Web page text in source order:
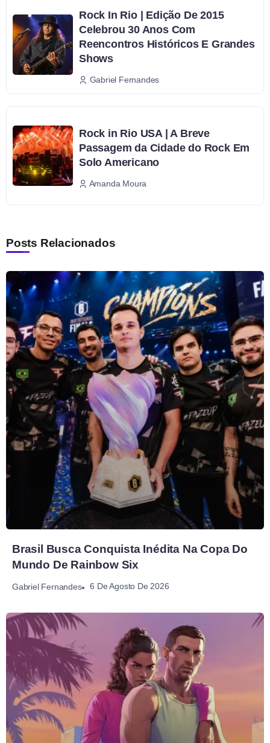
Rock In Rio | Edição De 2015
Celebrou 30 Anos Com
Reencontros Históricos E Grandes
Shows
Gabriel Fernandes
Rock in Rio USA | A Breve
Passagem da Cidade do Rock Em
Solo Americano
Amanda Moura
Posts Relacionados
Brasil Busca Conquista Inédita Na Copa Do
Mundo De Rainbow Six
Gabriel Fernandes 6 De Agosto De 2026